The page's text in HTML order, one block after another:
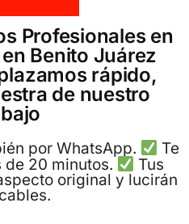
Profesionales en
Benito Juárez
rápido,
de nuestro
por WhatsApp.
Te
de 20 minutos.
Tus
original y lucirán